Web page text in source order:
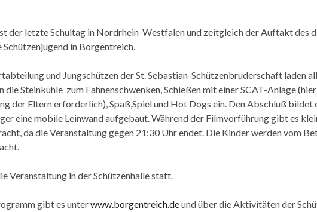
der letzte Schultag in Nordrhein-Westfalen und zeitgleich der Auftakt des
in Borgentreich.
und Jungschützen der St. Sebastian-Schützenbruderschaft laden
die Steinkuhle zum Fahnenschwenken, Schießen mit einer SCAT-Anlage
der Eltern erforderlich), Spaß,Spiel und Hot Dogs ein. Den Abschluß bildet
eine mobile Leinwand aufgebaut. Während der Filmvorführung gibt es
da die Veranstaltung gegen 21:30 Uhr endet. Die Kinder werden vom
Veranstaltung in der Schützenhalle statt.
gibt es unterwww.borgentreich.deund über die Aktivitäten der